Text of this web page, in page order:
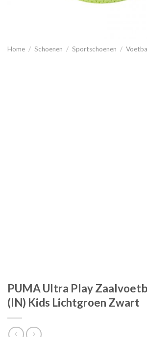
Home / Schoenen / Sportschoenen /
PUMA Ultra Play
(IN) Kids Lichtgroen Zwart